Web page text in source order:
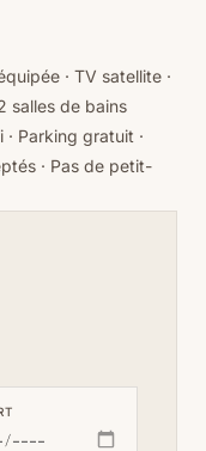
· TV satellite ·
salles de bains
Parking gratuit ·
· Pas de petit-